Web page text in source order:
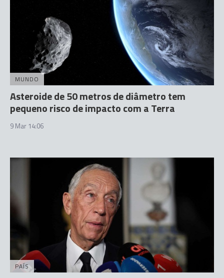
MUNDO
Asteroide de 50 metros de diâmetro tem
pequeno risco de impacto com a Terra
9 Mar 14:06
PAÍS